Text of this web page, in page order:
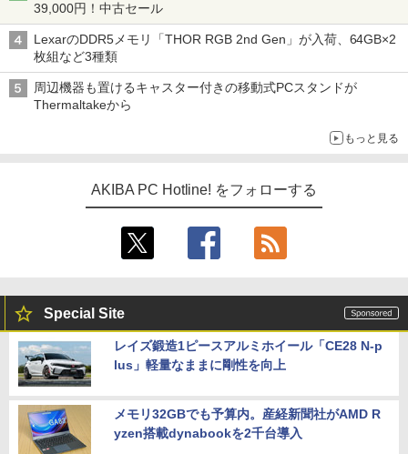
39,000円！中古セール
LexarのDDR5メモリ「THOR RGB 2nd Gen」が入荷、64GB×2
枚組など3種類
周辺機器も置けるキャスター付きの移動式PCスタンドが
Thermaltakeから
もっと見る
AKIBA PC Hotline! をフォローする
Special Site
レイズ鍛造1ピースアルミホイール「CE28 N-p
lus」軽量なままに剛性を向上
メモリ32GBでも予算内。産経新聞社がAMD R
yzen搭載dynabookを2千台導入